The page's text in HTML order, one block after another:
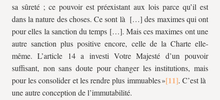
sa sûreté ; ce pouvoir est préexistant aux lois parce qu’il est
dans la nature des choses. Ce sont là […] des maximes qui ont
pour elles la sanction du temps […]. Mais ces maximes ont une
autre sanction plus positive encore, celle de la Charte elle-
même. L’article 14 a investi Votre Majesté d’un pouvoir
suffisant, non sans doute pour changer les institutions, mais
pour les consolider et les rendre plus immuables »
. C’est là
une autre conception de l’immutabilité.